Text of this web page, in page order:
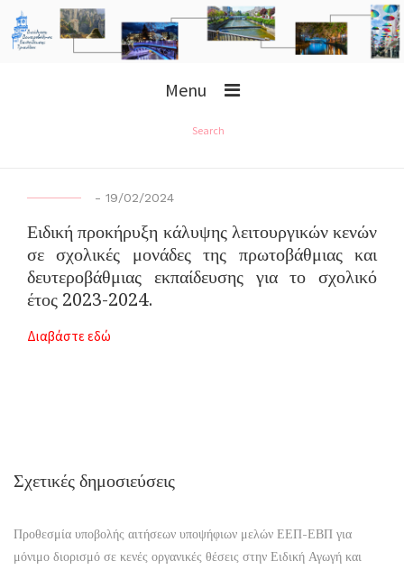
Menu
Search
- 19/02/2024
Ειδική προκήρυξη κάλυψης λειτουργικών κενών
σε σχολικές μονάδες της πρωτοβάθμιας και
δευτεροβάθμιας εκπαίδευσης για το σχολικό
έτος 2023-2024.
Διαβάστε εδώ
Σχετικές δημοσιεύσεις
Προθεσμία υποβολής αιτήσεων υποψήφιων μελών ΕΕΠ-ΕΒΠ για
μόνιμο διορισμό σε κενές οργανικές θέσεις στην Ειδική Αγωγή και